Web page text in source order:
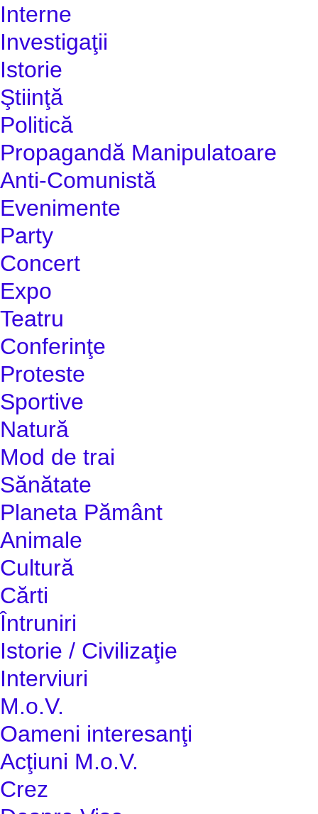
Interne
Investigaţii
Istorie
Ştiinţă
Politică
Propagandă Manipulatoare
Anti-Comunistă
Evenimente
Party
Concert
Expo
Teatru
Conferinţe
Proteste
Sportive
Natură
Mod de trai
Sănătate
Planeta Pământ
Animale
Cultură
Cărti
Întruniri
Istorie / Civilizaţie
Interviuri
M.o.V.
Oameni interesanţi
Acţiuni M.o.V.
Crez